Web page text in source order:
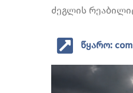
ძეგლის
წყარო: